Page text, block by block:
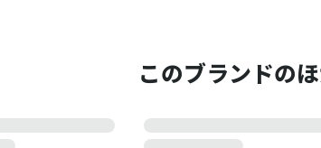
このブランドの